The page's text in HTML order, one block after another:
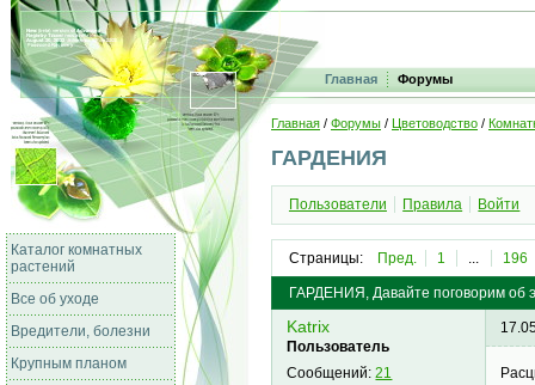
Главная Форумы
Каталог комнатных
растений
Все об уходе
Вредители, болезни
Крупным планом
Главная / Форумы / Цветоводство /
ГАРДЕНИЯ
Пользователи Правила Войти
Страницы: Пред. 1 ... 196
ГАРДЕНИЯ, Давайте поговорим об
Katrix
Пользователь
Сообщений:21